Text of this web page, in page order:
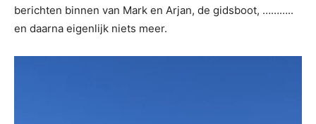
berichten binnen van Mark en Arjan, de gidsboot, ………..
en daarna eigenlijk niets meer.